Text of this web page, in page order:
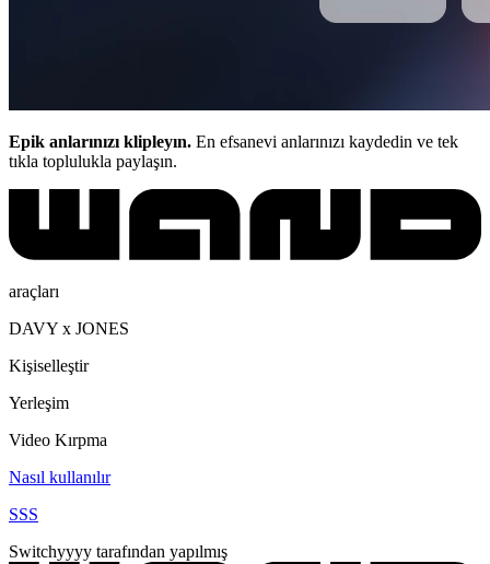
Epik anlarınızı klipleyın. En efsanevi anlarınızı kaydedin ve tek
tıkla toplulukla paylaşın.
araçları
DAVY x JONES
Kişiselleştir
Yerleşim
Video Kırpma
Nasıl kullanılır
SSS
Switchyyyy tarafından yapılmış